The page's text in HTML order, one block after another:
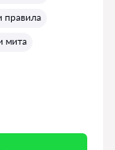
правила
мита